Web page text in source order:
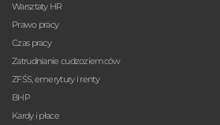
Warsztaty HR
Prawo pracy
Czas pracy
Zatrudnianie cudzoziemców
ZFŚS, emerytury i renty
BHP
Kardy i płace